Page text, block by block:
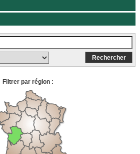
Filtrer par région :